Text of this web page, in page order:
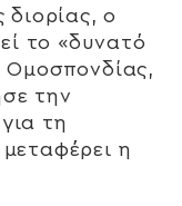
διορίας, ο
το «δυνατό
Ομοσπονδίας,
την
τη
η